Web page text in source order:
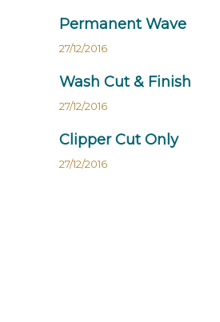
Permanent Wave
27/12/2016
Wash Cut & Finish
27/12/2016
Clipper Cut Only
27/12/2016